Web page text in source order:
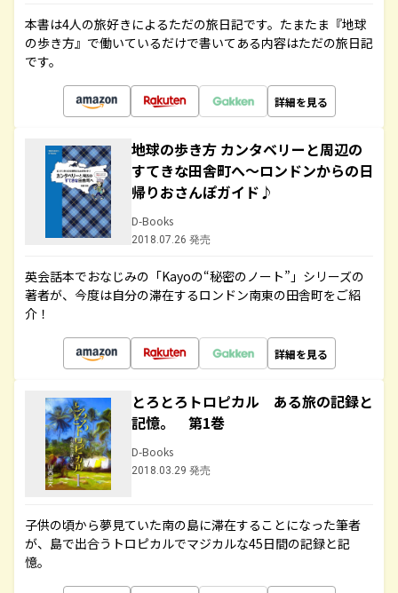
本書は4人の旅好きによるただの旅日記です。たまたま『地球
の歩き方』で働いているだけで書いてある内容はただの旅日記
です。
詳細を見る
地球の歩き方 カンタベリーと周辺の
すてきな田舎町へ～ロンドンからの日
帰りおさんぽガイド♪
D-Books
2018.07.26 発売
英会話本でおなじみの「Kayoの“秘密のノート”」シリーズの
著者が、今度は自分の滞在するロンドン南東の田舎町をご紹
介！
詳細を見る
とろとろトロピカル ある旅の記録と
記憶。 第1巻
D-Books
2018.03.29 発売
子供の頃から夢見ていた南の島に滞在することになった筆者
が、島で出合うトロピカルでマジカルな45日間の記録と記
憶。